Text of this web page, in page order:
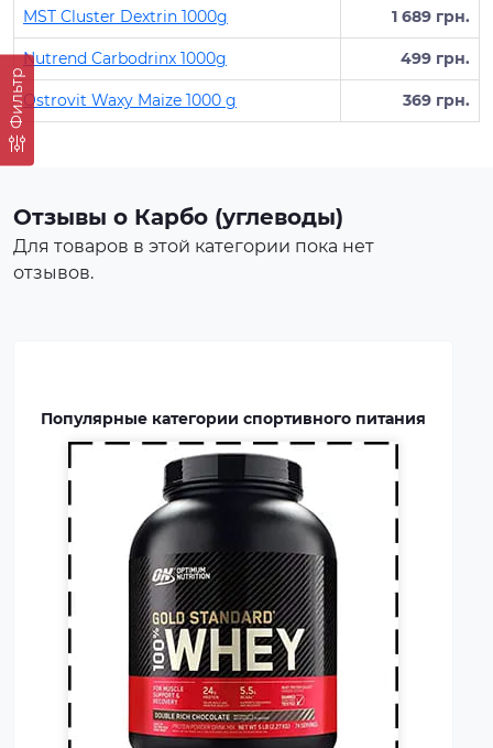
Фильтр
MST Cluster Dextrin 1000g 1 689 грн.
Nutrend Carbodrinx 1000g 499 грн.
Ostrovit Waxy Maize 1000 g 369 грн.
Отзывы о Карбо (углеводы)
Для товаров в этой категории пока нет
отзывов.
Популярные категории спортивного питания
порошка. Это безопасная
пищевая добавка, которая
покрывает часть суточной
спортсменов и бодибилдеров.